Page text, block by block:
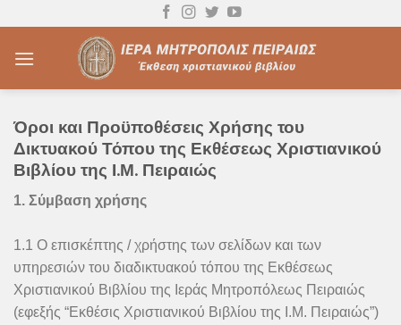
content
Όροι και Προϋποθέσεις Χρήσης του
Δικτυακού Τόπου της Εκθέσεως Χριστιανικού
Βιβλίου της Ι.Μ. Πειραιώς
1. Σύμβαση χρήσης
1.1 Ο επισκέπτης / χρήστης των σελίδων και των
υπηρεσιών του διαδικτυακού τόπου της Εκθέσεως
Χριστιανικού Βιβλίου της Ιεράς Μητροπόλεως Πειραιώς
(εφεξής “Εκθέσις Χριστιανικού Βιβλίου της Ι.Μ. Πειραιώς”)